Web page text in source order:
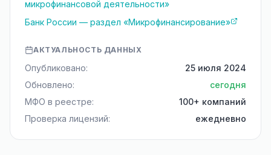
микрофинансовой деятельности»
Банк России — раздел «Микрофинансирование»
АКТУАЛЬНОСТЬ ДАННЫХ
Опубликовано:
25 июля 2024
Обновлено:
сегодня
МФО в реестре:
100+ компаний
Проверка лицензий:
ежедневно